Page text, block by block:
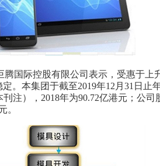
国际控股有限公司表示，受惠于上
。本集团于截至2019年12月31日止
注），2018年为90.72亿港元；公司
。